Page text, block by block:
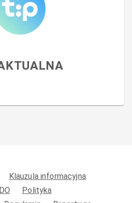
Klauzula informacyjna
Polityka